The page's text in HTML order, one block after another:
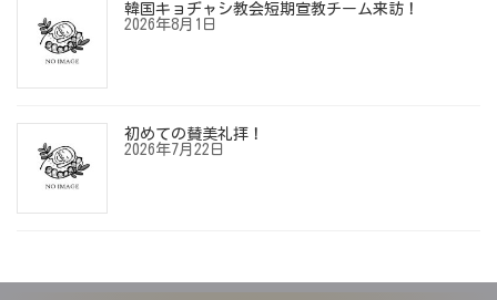
韓国キョヂャシ教会短期宣教チーム来訪！
2026年8月1日
初めての賛美礼拝！
2026年7月22日